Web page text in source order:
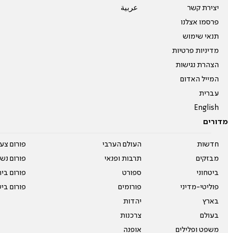
יצירת קשר
פרסמו אצלנו
תנאי שימוש
מדיניות פרטיות
הצהרת נגישות
המייל האדום
עברית
English
عربية
מדורים
חדשות
מבזקים
ביטחוני
פוליטי-מדיני
בארץ
בעולם
משפט ופלילים
העולם הערבי
תרבות ופנאי
ספורט
פורומים
יהדות
צרכנות
אופנה
פורום
פורום
פורום
פורום